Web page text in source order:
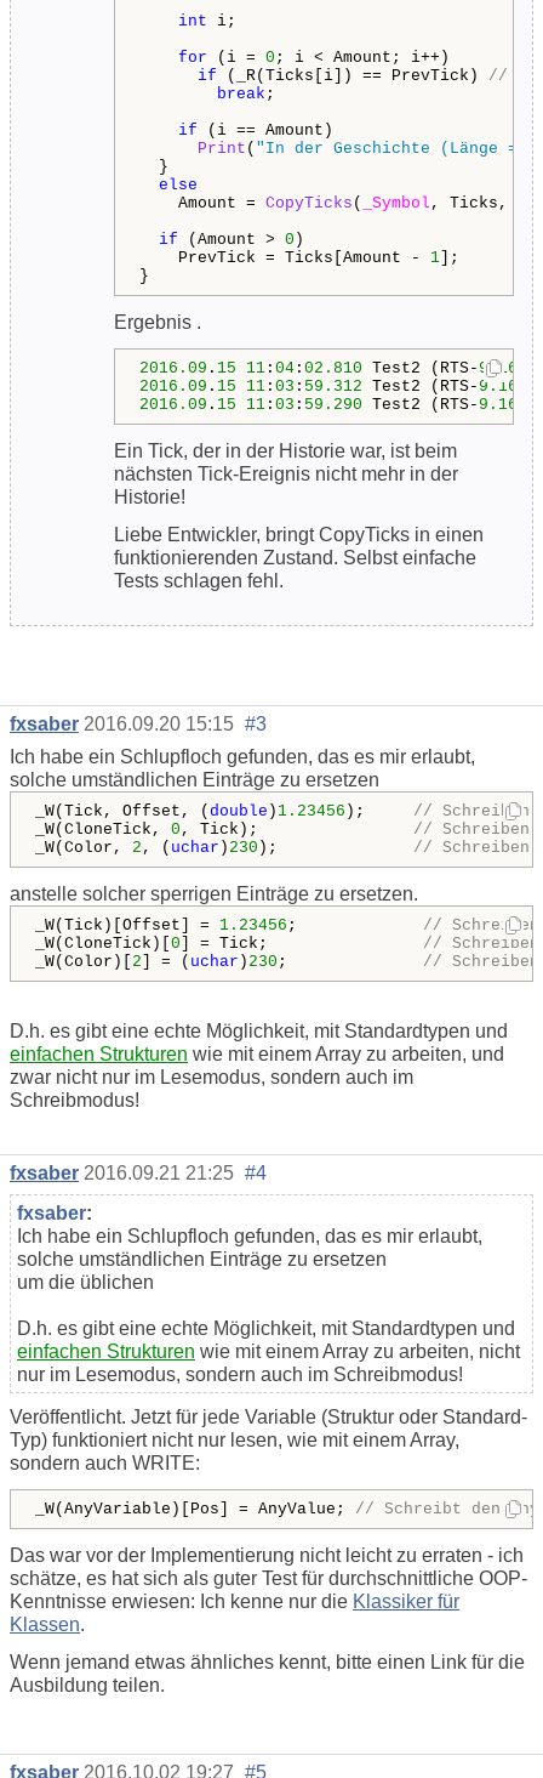
int i;
for (i = 0 ; i < Amount; i++)
if (_R(Ticks[i]) == PrevTick) //
break ;
if (i == Amount)
Print ( "In der Geschichte (Länge = "
}
else
Amount = CopyTicks ( _Symbol , Ticks,
if (Amount > 0 )
PrevTick = Ticks[Amount - 1];
}
Ergebnis .
2016.09 . 15 11 : 04 : 02.810 Test2 (RTS- 9.16
2016.09 . 15 11 : 03 : 59.312 Test2 (RTS- 9.16
2016.09 . 15 11 : 03 : 59.290 Test2 (RTS- 9.16
Ein Tick, der in der Historie war, ist beim
nächsten Tick-Ereignis nicht mehr in der
Historie!
Liebe Entwickler, bringt CopyTicks in einen
funktionierenden Zustand. Selbst einfache
Tests schlagen fehl.
fxsaber 2016.09.20 15:15 #3
Ich habe ein Schlupfloch gefunden, das es mir erlaubt,
solche umständlichen Einträge zu ersetzen
_W(Tick, Offset, ( double ) 1.23456 ); // Schreiben
_W(CloneTick, 0 , Tick); // Schreiben
_W(Color, 2 , ( uchar ) 230 ); // Schreiben
anstelle solcher sperrigen Einträge zu ersetzen.
_W(Tick)[Offset] = 1.23456 ; // Schreiben
_W(CloneTick)[ 0 ] = Tick; //
_W(Color)[ 2 ] = ( uchar ) 230 ; //
D.h. es gibt eine echte Möglichkeit, mit Standardtypen und
einfachen Strukturen wie mit einem Array zu arbeiten, und
zwar nicht nur im Lesemodus, sondern auch im
Schreibmodus!
fxsaber 2016.09.21 21:25 #4
fxsaber:
Ich habe ein Schlupfloch gefunden, das es mir erlaubt,
solche umständlichen Einträge zu ersetzen
um die üblichen
D.h. es gibt eine echte Möglichkeit, mit Standardtypen und
einfachen Strukturen wie mit einem Array zu arbeiten, nicht
nur im Lesemodus, sondern auch im Schreibmodus!
Veröffentlicht. Jetzt für jede Variable (Struktur oder Standard-
Typ) funktioniert nicht nur lesen, wie mit einem Array,
sondern auch WRITE:
_W(AnyVariable)[Pos] = AnyValue; // Schreibt den
Das war vor der Implementierung nicht leicht zu erraten - ich
schätze, es hat sich als guter Test für durchschnittliche OOP-
Kenntnisse erwiesen: Ich kenne nur die Klassiker für
Klassen.
Wenn jemand etwas ähnliches kennt, bitte einen Link für die
Ausbildung teilen.
fxsaber 2016.10.02 19:27 #5